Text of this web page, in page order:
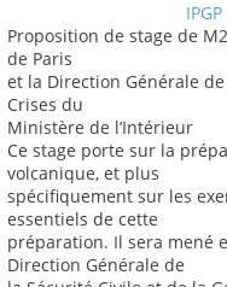
IPGP
Proposition de stage de
de Paris
et la Direction Générale
Crises du
Ministère de l’Intérieur
Ce stage porte sur la
volcanique, et plus
spécifiquement sur les
essentiels de cette
préparation. Il sera mené
Direction Générale de